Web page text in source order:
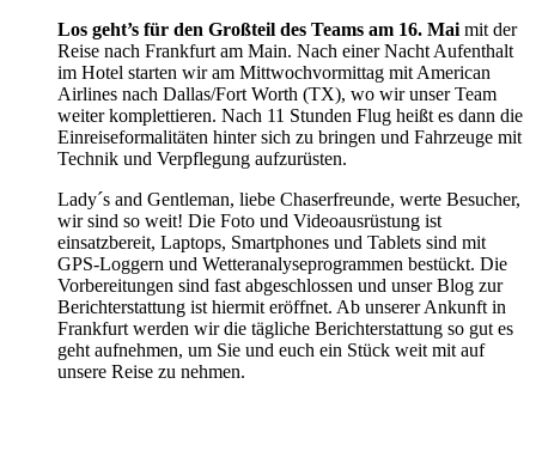
Los geht’s für den Großteil des Teams am 16. Mai mit der
Reise nach Frankfurt am Main. Nach einer Nacht Aufenthalt
im Hotel starten wir am Mittwochvormittag mit American
Airlines nach Dallas/Fort Worth (TX), wo wir unser Team
weiter komplettieren. Nach 11 Stunden Flug heißt es dann die
Einreiseformalitäten hinter sich zu bringen und Fahrzeuge mit
Technik und Verpflegung aufzurüsten.
Lady´s and Gentleman, liebe Chaserfreunde, werte Besucher,
wir sind so weit! Die Foto und Videoausrüstung ist
einsatzbereit, Laptops, Smartphones und Tablets sind mit
GPS-Loggern und Wetteranalyseprogrammen bestückt. Die
Vorbereitungen sind fast abgeschlossen und unser Blog zur
Berichterstattung ist hiermit eröffnet. Ab unserer Ankunft in
Frankfurt werden wir die tägliche Berichterstattung so gut es
geht aufnehmen, um Sie und euch ein Stück weit mit auf
unsere Reise zu nehmen.